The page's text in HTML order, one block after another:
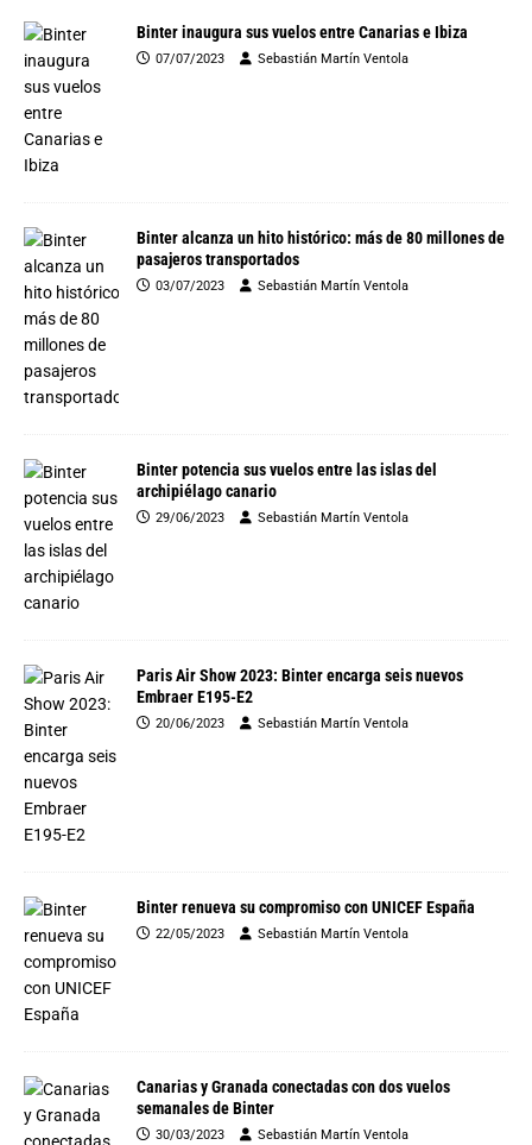
Binter inaugura sus vuelos entre Canarias e Ibiza
07/07/2023 Sebastián Martín Ventola
Binter alcanza un hito histórico: más de 80 millones de
pasajeros transportados
03/07/2023 Sebastián Martín Ventola
Binter potencia sus vuelos entre las islas del
archipiélago canario
29/06/2023 Sebastián Martín Ventola
Paris Air Show 2023: Binter encarga seis nuevos
Embraer E195-E2
20/06/2023 Sebastián Martín Ventola
Binter renueva su compromiso con UNICEF España
22/05/2023 Sebastián Martín Ventola
Canarias y Granada conectadas con dos vuelos
semanales de Binter
30/03/2023 Sebastián Martín Ventola